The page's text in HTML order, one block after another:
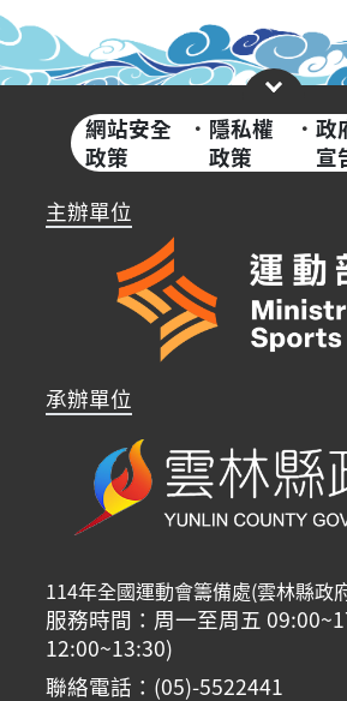
網站安全
政策
· 隱私權
政策
·政
宣
主辦單位
承辦單位
114年全國運動會籌備處(雲林縣政
服務時間：周一至周五
12:00~13:30)
聯絡電話：(05)-5522441